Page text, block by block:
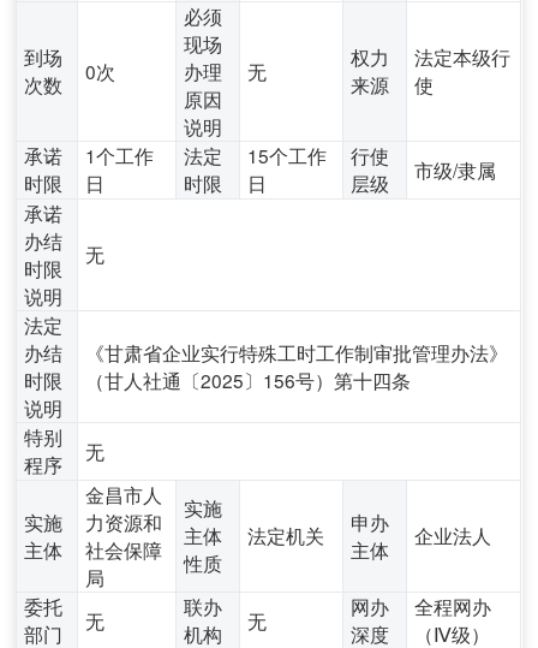
到场
次数
0次
必须
现场
办理
原因
说明
无
权力
来源
法定本级行
使
承诺
时限
1个工作
日
法定
时限
15个工作
日
行使
层级
市级/隶属
承诺
办结
时限
说明
无
法定
办结
时限
说明
《甘肃省企业实行特殊工时工作制审批管理办法》
（甘人社通〔2025〕156号）第十四条
特别
程序
无
实施
主体
金昌市人
力资源和
社会保障
局
实施
主体
性质
法定机关
申办
主体
企业法人
委托
部门
无
联办
机构
无
网办
深度
全程网办
（Ⅳ级）